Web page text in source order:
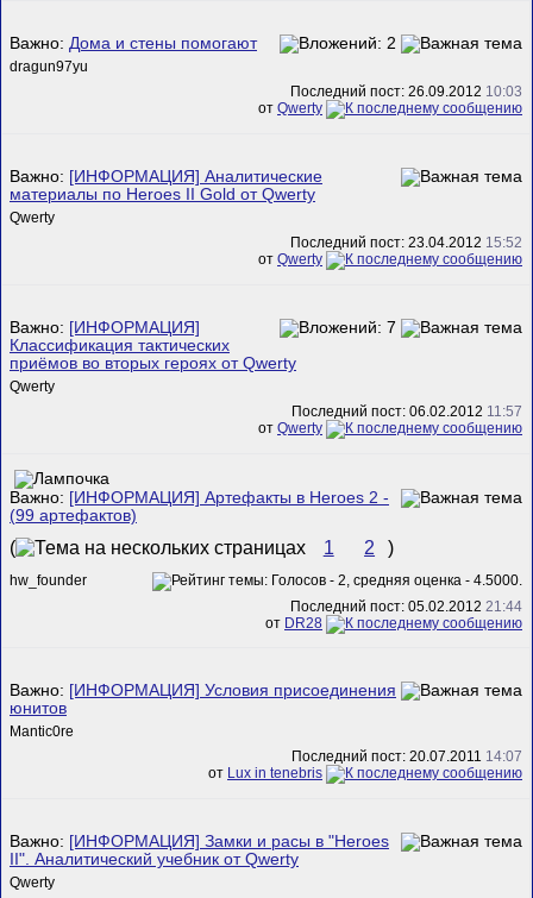
Важно: Дома и стены помогают
dragun97yu
Последний пост: 26.09.2012 10:03
от Qwerty
Важно: [ИНФОРМАЦИЯ] Аналитические
материалы по Heroes II Gold от Qwerty
Qwerty
Последний пост: 23.04.2012 15:52
от Qwerty
Важно: [ИНФОРМАЦИЯ]
Классификация тактических
приёмов во вторых героях от Qwerty
Qwerty
Последний пост: 06.02.2012 11:57
от Qwerty
Важно: [ИНФОРМАЦИЯ] Артефакты в Heroes 2 -
(99 артефактов)
( 1 2 )
hw_founder
Последний пост: 05.02.2012 21:44
от DR28
Важно: [ИНФОРМАЦИЯ] Условия присоединения
юнитов
Mantic0re
Последний пост: 20.07.2011 14:07
от Lux in tenebris
Важно: [ИНФОРМАЦИЯ] Замки и расы в "Heroes
II". Аналитический учебник от Qwerty
Qwerty